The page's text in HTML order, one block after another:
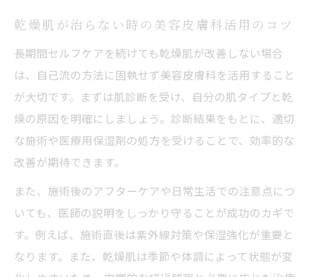
乾燥肌が治らない時の美容皮膚科活用のコツ
長期間セルフケアを続けても乾燥肌が改善しない場合
は、自己流の方法に固執せず美容皮膚科を活用すること
が大切です。まずは肌診断を受け、自分の肌タイプと乾
燥の原因を明確にしましょう。診断結果をもとに、適切
な施術や医療用保湿剤の処方を受けることで、効率的な
改善が期待できます。
また、施術後のアフターケアや日常生活での注意点につ
いても、医師の説明をしっかり守ることが成功のカギで
す。例えば、施術直後は紫外線対策や保湿強化が重要と
なります。また、乾燥肌は季節や体調によって状態が変